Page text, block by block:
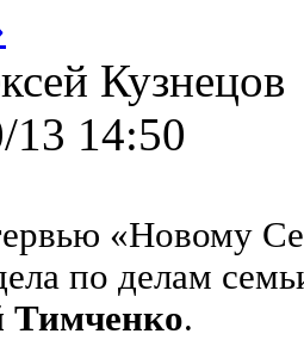
Кузнецов
13 14:50
«Новому
по делам
Тимченко.